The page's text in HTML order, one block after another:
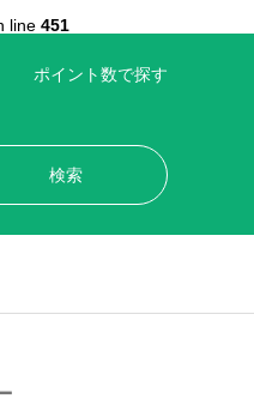
line 451
ポイント数で探す